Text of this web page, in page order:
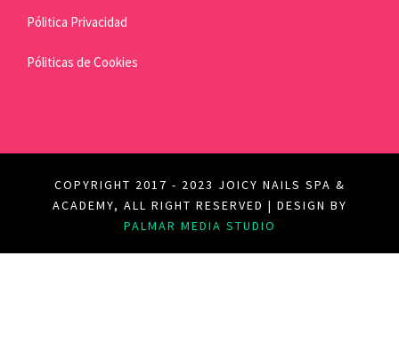
Pólitica Privacidad
Póliticas de Cookies
COPYRIGHT 2017 - 2023 JOICY NAILS SPA &
ACADEMY, ALL RIGHT RESERVED | DESIGN BY
PALMAR MEDIA STUDIO